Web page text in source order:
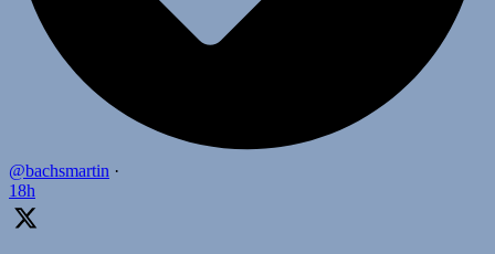
@bachsmartin ·
18h